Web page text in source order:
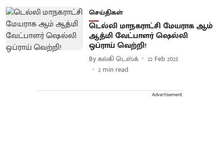
செய்திகள்
டெல்லி மாநகராட்சி மேயராக ஆம்
ஆத்மி வேட்பாளர் ஷெல்லி
ஒப்ராய் வெற்றி!
Byகல்கி டெஸ்க்
22 Feb 2023
2 min read
Advertisement